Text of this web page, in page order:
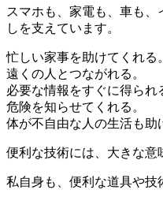
スマホも、家電も、車も
しを支えています。
忙しい家事を助けてくれる。
遠くの人とつながれる。
必要な情報をすぐに得られ
危険を知らせてくれる。
体が不自由な人の生活も助
便利な技術には、大きな意
私自身も、便利な道具や技